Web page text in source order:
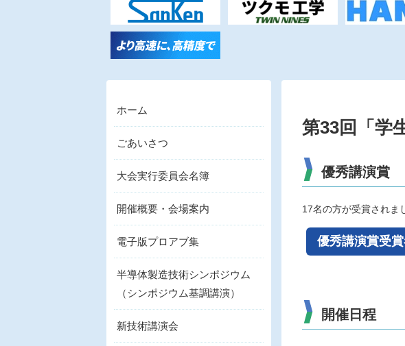
第33回「学
優秀講演賞
17名の方が受賞されま
優秀講演賞受
開催日程
ホーム
ごあいさつ
大会実行委員会名簿
開催概要・会場案内
電子版プロアブ集
半導体製造技術シンポジウム
（シンポジウム基調講演）
新技術講演会